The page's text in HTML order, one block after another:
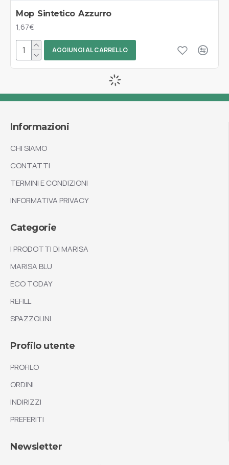
Mop Sintetico Azzurro
1,67€
AGGIUNGI AL CARRELLO
Informazioni
CHI SIAMO
CONTATTI
TERMINI E CONDIZIONI
INFORMATIVA PRIVACY
Categorie
I PRODOTTI DI MARISA
MARISA BLU
ECO TODAY
REFILL
SPAZZOLINI
Profilo utente
PROFILO
ORDINI
INDIRIZZI
PREFERITI
Newsletter